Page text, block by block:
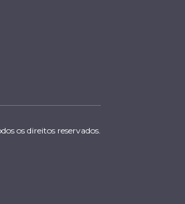
os direitos reservados.